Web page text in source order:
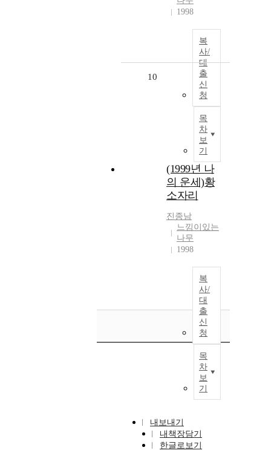
1998
복
사/
대
출
신
청
목
차
보
기
10
(1999년 나
의 운세)황
소자리
진종남
느낌이있는
나무
1998
복
사/
대
출
신
청
목
차
보
기
내보내기
내책장담기
한글로보기